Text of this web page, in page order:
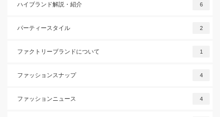
ハイブランド解説・紹介 6
パーティースタイル 2
ファクトリーブランドについて 1
ファッションスナップ 4
ファッションニュース 4